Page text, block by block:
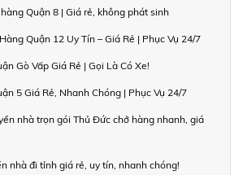
Quận 8 | Giá rẻ, không phát sinh
Quận 12 Uy Tín – Giá Rẻ | Phục Vụ 24/7
Gò Vấp Giá Rẻ | Gọi Là Có Xe!
5 Giá Rẻ, Nhanh Chóng | Phục Vụ 24/7
nhà trọn gói Thủ Đức chở hàng nhanh, giá
nhà đi tỉnh giá rẻ, uy tín, nhanh chóng!